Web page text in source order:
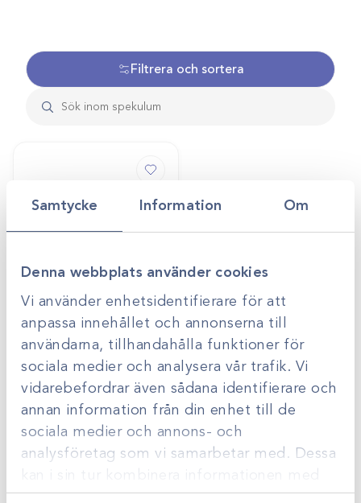
Samtycke Information Om
Denna webbplats använder cookies
Vi använder enhetsidentifierare för att
anpassa innehållet och annonserna till
användarna, tillhandahålla funktioner för
sociala medier och analysera vår trafik. Vi
vidarebefordrar även sådana identifierare och
annan information från din enhet till de
sociala medier och annons- och
analysföretag som vi samarbetar med. Dessa
annan information som du har tillhandahållit
Filtrera och sortera
Art.nr46098
Stospekulum i
plexiglas med
belysning
Ø50x420mm
Logga in för att se
pris